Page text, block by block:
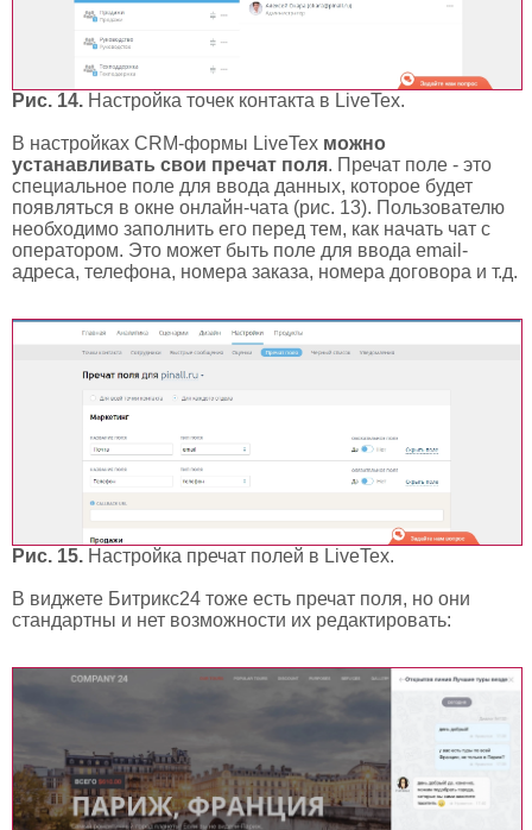
Рис. 14. Настройка точек контакта в LiveTex.
В настройках CRM-формы LiveTex можно
устанавливать свои пречат поля. Пречат поле - это
специальное поле для ввода данных, которое будет
появляться в окне онлайн-чата (рис. 13). Пользователю
необходимо заполнить его перед тем, как начать чат с
оператором. Это может быть поле для ввода email-
адреса, телефона, номера заказа, номера договора и т.д.
Рис. 15. Настройка пречат полей в LiveTex.
В виджете Битрикс24 тоже есть пречат поля, но они
стандартны и нет возможности их редактировать: